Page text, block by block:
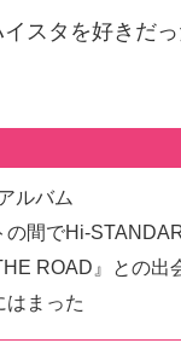
スタを好きだ
ルバム
の間でHi-
ROAD』との出
はまった